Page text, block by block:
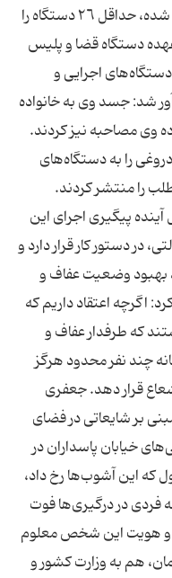
فرهنگی که چندین سال پیش تصویب شده، حداقل ٢٦ دستگاه را
دستگاه قضا و پلیس
اجرایی و
شد: جسد وی به خانواده
وی مصاحبه نیز کردند.
را به دستگاه‌های
را منتشر کردند.
پیگیری اجرای این
دستور کار قرار دارد و
بهبود وضعیت عفاف و
اگرچه اعتقاد داریم که
که طرفدار عفاف و
چند نفر محدود هرگز
قرار دهد. جعفری
بر شایعاتی در فضای
خیابان پاسداران در
که این آشوب‌ها رخ داد،
فردی در درگیری‌ها فوت
و هویت این شخص معلوم
هم به وزارت کشور و